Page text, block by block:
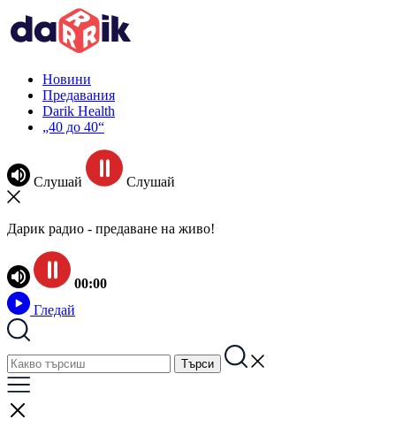
Новини
Предавания
Darik Health
„40 до 40“
Слушай Слушай
Дарик радио - предаване на живо!
00:00
Гледай